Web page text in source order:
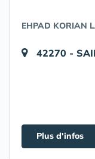
EHPAD KORIAN
42270 -
Plus d'infos